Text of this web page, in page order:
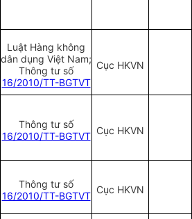
Luật Hàng không
dân dụng Việt Nam;
Thông tư số
16/2010/TT-BGTVT
Cục HKVN
Thông tư số
16/2010/TT-BGTVT Cục HKVN
Thông tư số
16/2010/TT-BGTVT
Cục HKVN